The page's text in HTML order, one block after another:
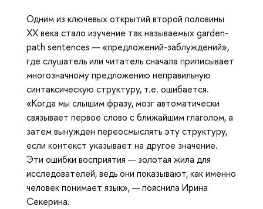
Одним из ключевых открытий второй половины
XX века стало изучение так называемых garden-
path sentences — «предложений-заблуждений»,
где слушатель или читатель сначала приписывает
многозначному предложению неправильную
синтаксическую структуру, т.е. ошибается.
«Когда мы слышим фразу, мозг автоматически
связывает первое слово с ближайшим глаголом, а
затем вынужден переосмыслять эту структуру,
если контекст указывает на другое значение.
Эти ошибки восприятия — золотая жила для
исследователей, ведь они показывают, как именно
человек понимает язык», — пояснила Ирина
Секерина.